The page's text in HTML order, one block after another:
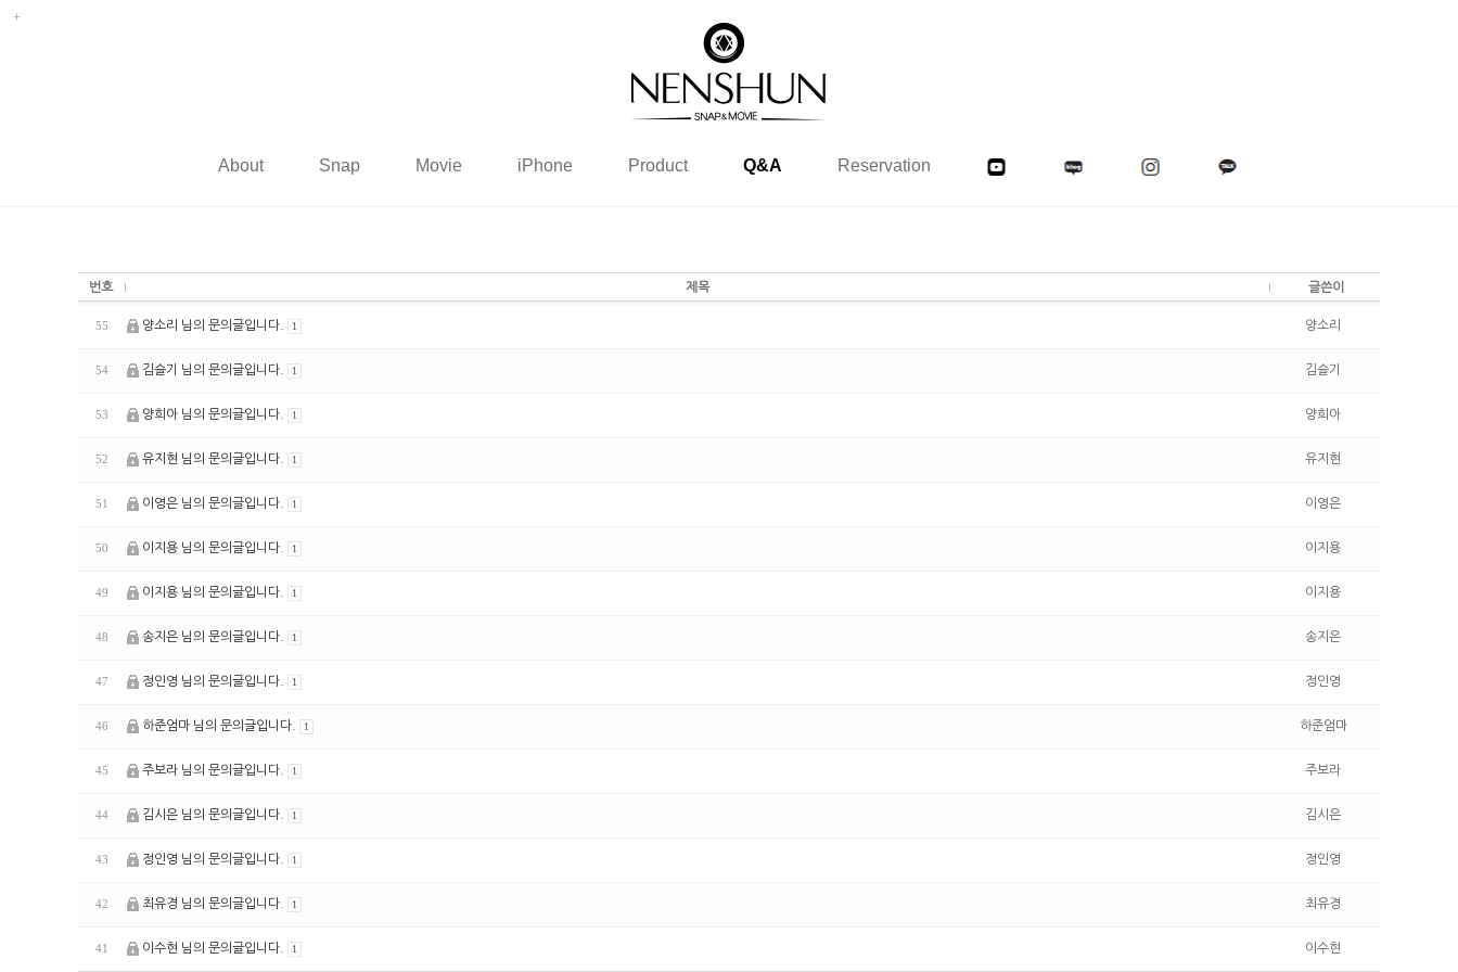
About Snap Movie iPhone Product Q&A Reservation
번호 제목 글쓴이
55 양소리 님의 문의글입니다. 1 양소리
54 김슬기 님의 문의글입니다. 1 김슬기
53 양희아 님의 문의글입니다. 1 양희아
52 유지현 님의 문의글입니다. 1 유지현
51 이영은 님의 문의글입니다. 1 이영은
50 이지용 님의 문의글입니다. 1 이지용
49 이지용 님의 문의글입니다. 1 이지용
48 송지은 님의 문의글입니다. 1 송지은
47 정인영 님의 문의글입니다. 1 정인영
46 하준엄마 님의 문의글입니다. 1 하준엄마
45 주보라 님의 문의글입니다. 1 주보라
44 김시은 님의 문의글입니다. 1 김시은
43 정인영 님의 문의글입니다. 1 정인영
42 최유경 님의 문의글입니다. 1 최유경
41 이수현 님의 문의글입니다. 1 이수현